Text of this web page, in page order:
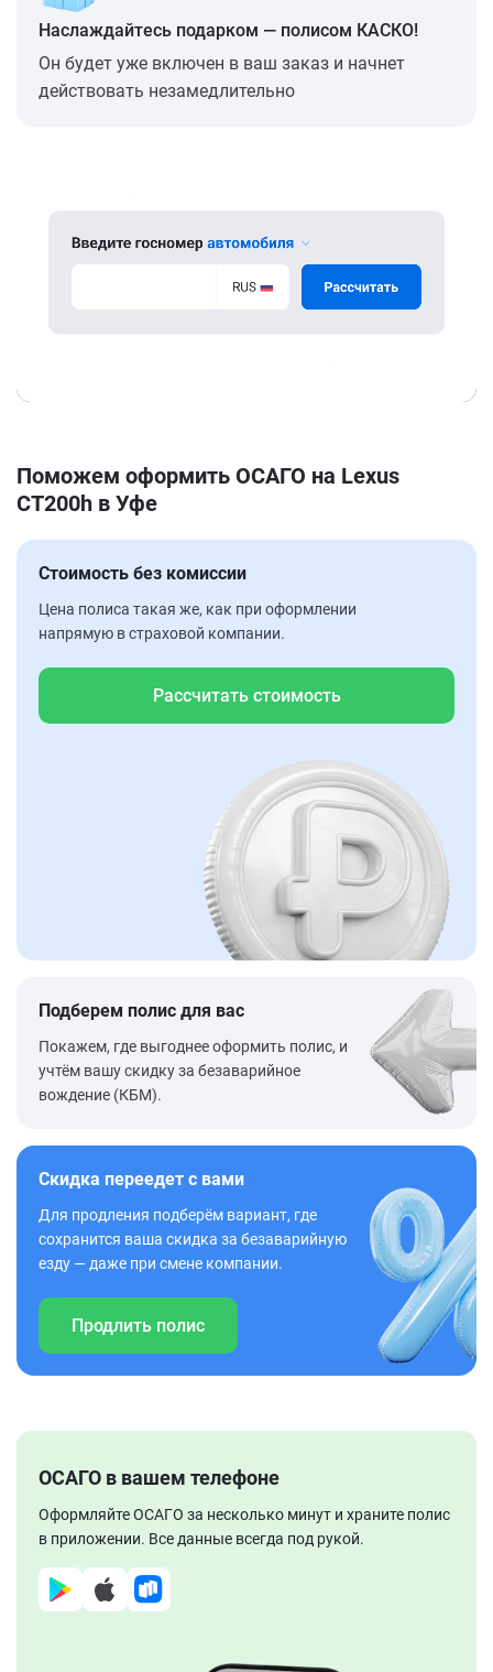
Наслаждайтесь подарком — полисом КАСКО!
Он будет уже включен в ваш заказ и начнет
действовать незамедлительно
Поможем оформить ОСАГО на Lexus
CT200h в Уфе
Стоимость без комиссии
Цена полиса такая же, как при оформлении
напрямую в страховой компании.
Рассчитать стоимость
Подберем полис для вас
Покажем, где выгоднее оформить полис, и
учтём вашу скидку за безаварийное
вождение (КБМ).
Скидка переедет с вами
Для продления подберём вариант, где
сохранится ваша скидка за безаварийную
езду — даже при смене компании.
Продлить полис
ОСАГО в вашем телефоне
Оформляйте ОСАГО за несколько минут и храните полис
в приложении. Все данные всегда под рукой.